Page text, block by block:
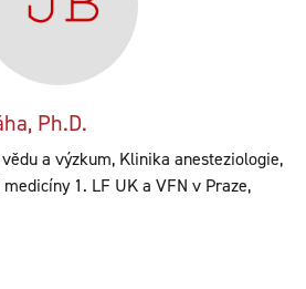
Ph.D.
a výzkum, Klinika anesteziologie,
1. LF UK a VFN v Praze,